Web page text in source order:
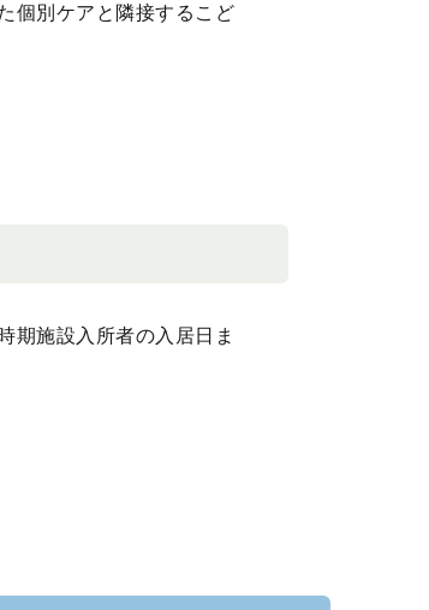
個別ケアと隣接するこど
期施設入所者の入居日ま